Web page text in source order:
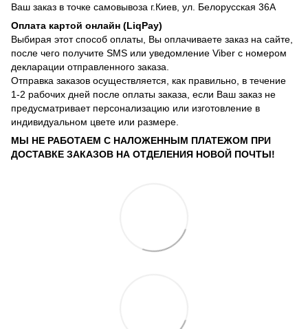
Ваш заказ в точке самовывоза г.Киев, ул. Белорусская 36А
Оплата картой онлайн (LiqPay)
Выбирая этот способ оплаты, Вы оплачиваете заказ на сайте,
после чего получите SMS или уведомление Viber с номером
декларации отправленного заказа.
Отправка заказов осуществляется, как правильно, в течение
1-2 рабочих дней после оплаты заказа, если Ваш заказ не
предусматривает персонализацию или изготовление в
индивидуальном цвете или размере.
МЫ НЕ РАБОТАЕМ С НАЛОЖЕННЫМ ПЛАТЕЖОМ ПРИ
ДОСТАВКЕ ЗАКАЗОВ НА ОТДЕЛЕНИЯ НОВОЙ ПОЧТЫ!